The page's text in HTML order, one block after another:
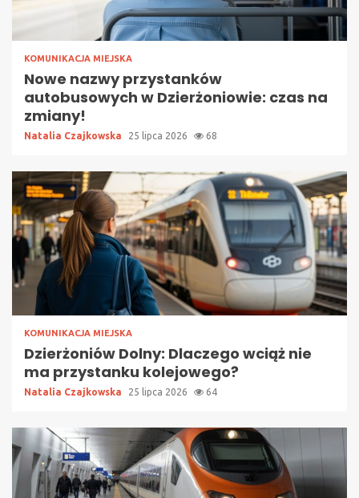
KOMUNIKACJA MIEJSKA
Nowe nazwy przystanków
autobusowych w Dzierżoniowie: czas na
zmiany!
Natalia Czajkowska 25 lipca 2026 68
KOMUNIKACJA MIEJSKA
Dzierżoniów Dolny: Dlaczego wciąż nie
ma przystanku kolejowego?
Natalia Czajkowska 25 lipca 2026 64